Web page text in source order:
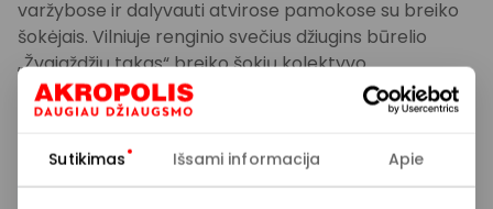
Sutikimas Išsami informacija Apie
varžybose ir dalyvauti atvirose pamokose su breiko
šokėjais. Vilniuje renginio svečius džiugins būrelio
„Žvaigždžių takas“ breiko šokių kolektyvo
pasirodymas, o Klaipėdoje ir Šiauliuose energingą
nuotaiką kurs „ANT šokių studijos“ šokėjai. Renginių
metu tradiciškai „Akropolių“ alėjose mažuosius
lankytojus sveikins, kvies fotografuotis ir saldumynus
dalins maskotai Akras ir Polė.